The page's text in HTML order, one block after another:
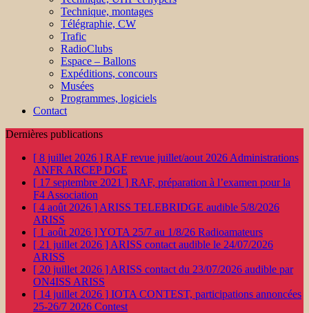
Technique, montages
Télégraphie, CW
Trafic
RadioClubs
Espace – Ballons
Expéditions, concours
Musées
Programmes, logiciels
Contact
Dernières publications
[ 8 juillet 2026 ] RAF revue juillet/aout 2026 Administrations
ANFR ARCEP DGE
[ 17 septembre 2021 ] RAF, préparation à l’examen pour la
F4 Association
[ 4 août 2026 ] ARISS TELEBRIDGE audible 5/8/2026
ARISS
[ 1 août 2026 ]YOTA 25/7 au 1/8/26 Radioamateurs
[ 21 juillet 2026 ] ARISS contact audible le 24/07/2026
ARISS
[ 20 juillet 2026 ] ARISS contact du 23/07/2026 audible par
ON4ISS ARISS
[ 14 juillet 2026 ] IOTA CONTEST, participations annoncées
25-26/7 2026 Contest